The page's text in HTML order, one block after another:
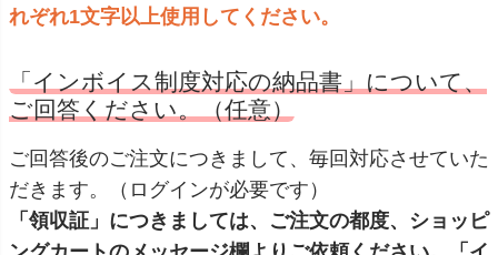
れぞれ1文字以上使用してください。
「インボイス制度対応の納品書」について、
ご回答ください。（任意）
ご回答後のご注文につきまして、毎回対応させていた
だきます。（ログインが必要です）
「領収証」につきましては、ご注文の都度、ショッピ